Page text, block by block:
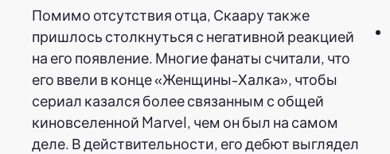
Помимо отсутствия отца, Скаару также
пришлось столкнуться с негативной реакцией
на его появление. Многие фанаты считали, что
его ввели в конце «Женщины-Халка», чтобы
сериал казался более связанным с общей
киновселенной Marvel, чем он был на самом
деле. В действительности, его дебют выглядел